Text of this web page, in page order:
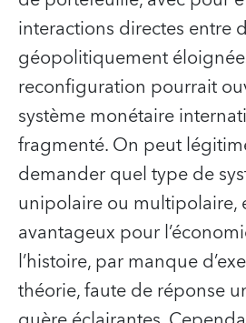
interactions directes entre
géopolitiquement
reconfiguration pourrait
système monétaire
fragmenté. On peut
demander quel type de
unipolaire ou multipolaire,
avantageux pour
l’histoire, par manque
théorie, faute de réponse